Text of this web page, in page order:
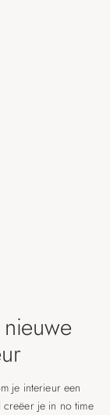
je interieur een
creëer je in no time